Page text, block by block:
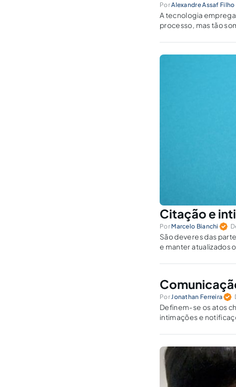
PorAlexandre Assaf Filho
A tecnologia
processo, mas tão
Citação e
Por Marcelo Bianchi
São deveres das
e manter atualizados
PorJonathan Ferreira
Definem-se os atos
intimações e